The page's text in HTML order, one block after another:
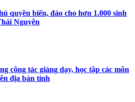
quyền biển, đảo cho hơn 1.000 sinh
Nguyên
công tác giảng dạy, học tập các môn
địa bàn tỉnh